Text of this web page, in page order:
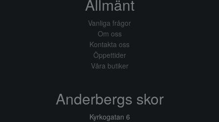
Allmänt
Vanliga frågor
Om oss
Kontakta oss
Öppettider
Våra butiker
Anderbergs skor
Kyrkogatan 6